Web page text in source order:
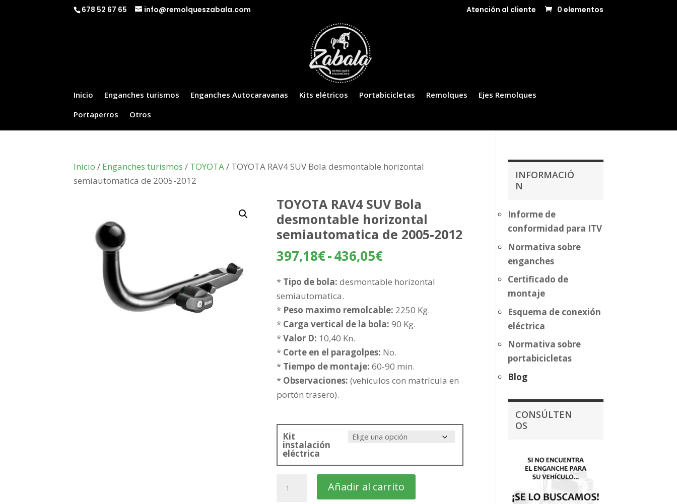
678 52 67 65 info@remolqueszabala.com Atención al cliente 0 elementos
Inicio Enganches turismos Enganches Autocaravanas Kits elétricos Portabicicletas Remolques
Ejes Remolques
Portaperros
Otros
Inicio / Enganches turismos / TOYOTA/ TOYOTA RAV4 SUV Bola desmontable horizontal
semiautomatica de 2005-2012
TOYOTA RAV4 SUV Bola
desmontable horizontal
semiautomatica de 2005-2012
397,18€-436,05€Rango
precios:
397,18€
hasta
* Tipo de bola: desmontable horizontal
semiautomatica.
* Peso maximo remolcable: 2250 Kg.
* Carga vertical de la bola: 90 Kg.
*Valor D: 10,40 Kn.
* Corte en el paragolpes: No.
* Tiempo de montaje: 60-90 min.
* Observaciones: (vehículos con matrícula en
portón trasero).
Kit
instalación
eléctrica
RAV4
Añadir al carrito
INFORMACIÓ
N
Informe de
conformidad para ITV
Normativa sobre
enganches
Certificado de
montaje
Esquema de conexión
eléctrica
Normativa sobre
portabicicletas
Blog
CONSÚLTEN
OS